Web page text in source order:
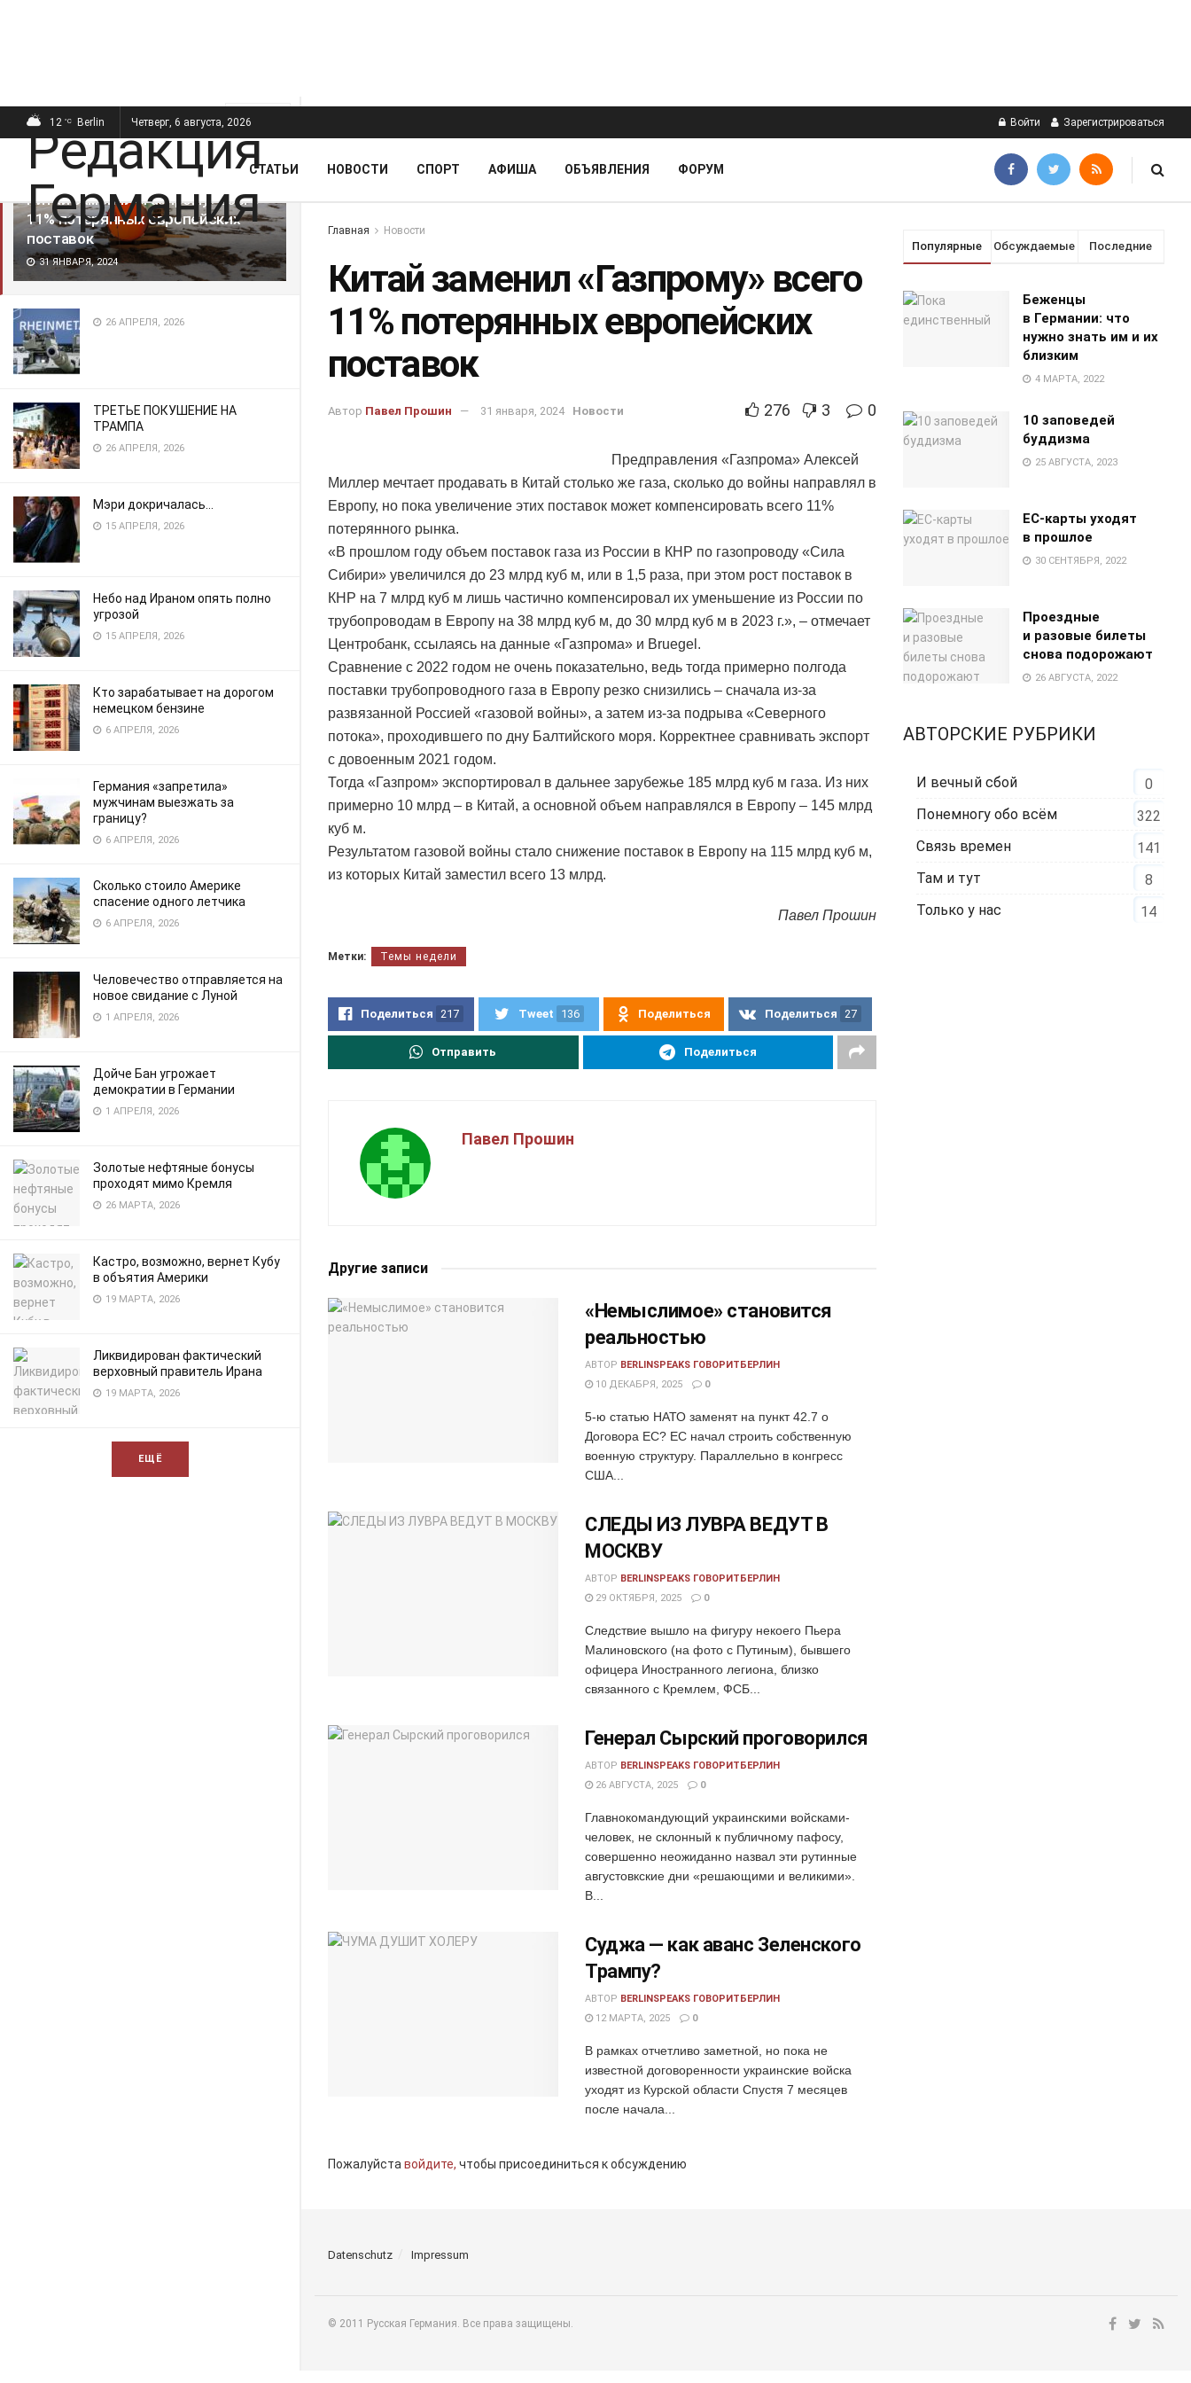
ПОСЛЕДНИЕ
Китай заменил «Газпрому» всего
11% потерянных европейских
поставок
31 ЯНВАРЯ, 2024
26 АПРЕЛЯ, 2026
ТРЕТЬЕ ПОКУШЕНИЕ НА
ТРАМПА
26 АПРЕЛЯ, 2026
Мэри докричалась…
15 АПРЕЛЯ, 2026
Небо над Ираном опять полно
угрозой
15 АПРЕЛЯ, 2026
Кто зарабатывает на дорогом
немецком бензине
6 АПРЕЛЯ, 2026
Германия «запретила»
мужчинам выезжать за
границу?
6 АПРЕЛЯ, 2026
Сколько стоило Америке
спасение одного летчика
6 АПРЕЛЯ, 2026
Человечество отправляется на
новое свидание с Луной
1 АПРЕЛЯ, 2026
Дойче Бан угрожает
демократии в Германии
1 АПРЕЛЯ, 2026
Золотые нефтяные бонусы
проходят мимо Кремля
26 МАРТА, 2026
Кастро, возможно, вернет Кубу
в объятия Америки
19 МАРТА, 2026
Ликвидирован фактический
верховный правитель Ирана
19 МАРТА, 2026
ЕЩЁ
12 °C Berlin Четверг, 6 августа, 2026 Войти Зарегистрироваться
СТАТЬИ НОВОСТИ СПОРТ АФИША ОБЪЯВЛЕНИЯ ФОРУМ
Главная Новости
Китай заменил «Газпрому» всего
11% потерянных европейских
поставок
Автор Павел Прошин 31 января, 2024 Новости 276 3 0
Предправления «Газпрома» Алексей
Миллер мечтает продавать в Китай столько же газа, сколько до войны направлял в
Европу, но пока увеличение этих поставок может компенсировать всего 11%
потерянного рынка.
«В прошлом году объем поставок газа из России в КНР по газопроводу «Сила
Сибири» увеличился до 23 млрд куб м, или в 1,5 раза, при этом рост поставок в
КНР на 7 млрд куб м лишь частично компенсировал их уменьшение из России по
трубопроводам в Европу на 38 млрд куб м, до 30 млрд куб м в 2023 г.», – отмечает
Центробанк, ссылаясь на данные «Газпрома» и Bruegel.
Сравнение с 2022 годом не очень показательно, ведь тогда примерно полгода
поставки трубопроводного газа в Европу резко снизились – сначала из-за
развязанной Россией «газовой войны», а затем из-за подрыва «Северного
потока», проходившего по дну Балтийского моря. Корректнее сравнивать экспорт
с довоенным 2021 годом.
Тогда «Газпром» экспортировал в дальнее зарубежье 185 млрд куб м газа. Из них
примерно 10 млрд – в Китай, а основной объем направлялся в Европу – 145 млрд
куб м.
Результатом газовой войны стало снижение поставок в Европу на 115 млрд куб м,
из которых Китай заместил всего 13 млрд.
Павел Прошин
Метки: Темы недели
Поделиться 217 Tweet 136 Поделиться Поделиться 27
Отправить Поделиться
Павел Прошин
Другие записи
«Немыслимое» становится
реальностью
АВТОР BERLINSPEAKS ГОВОРИТБЕРЛИН
10 ДЕКАБРЯ, 2025
0
5-ю статью НАТО заменят на пункт 42.7 о
Договора ЕС? ЕС начал строить собственную
военную структуру. Параллельно в конгресс
США...
СЛЕДЫ ИЗ ЛУВРА ВЕДУТ В
МОСКВУ
АВТОР BERLINSPEAKS ГОВОРИТБЕРЛИН
29 ОКТЯБРЯ, 2025
0
Следствие вышло на фигуру некоего Пьера
Малиновского (на фото с Путиным), бывшего
офицера Иностранного легиона, близко
связанного с Кремлем, ФСБ...
Генерал Сырский проговорился
АВТОР BERLINSPEAKS ГОВОРИТБЕРЛИН
26 АВГУСТА, 2025
0
Главнокомандующий украинскими войсками-
человек, не склонный к публичному пафосу,
совершенно неожиданно назвал эти рутинные
августовкские дни «решающими и великими».
В...
Суджа — как аванс Зеленского
Трампу?
АВТОР BERLINSPEAKS ГОВОРИТБЕРЛИН
12 МАРТА, 2025
0
В рамках отчетливо заметной, но пока не
известной договоренности украинские войска
уходят из Курской области Спустя 7 месяцев
после начала...
Пожалуйста войдите, чтобы присоединиться к обсуждению
Популярные Обсуждаемые Последние
Беженцы
в Германии: что
нужно знать им и их
близким
4 МАРТА, 2022
10 заповедей
буддизма
25 АВГУСТА, 2023
EC-карты уходят
в прошлое
30 СЕНТЯБРЯ, 2022
Проездные
и разовые билеты
снова подорожают
26 АВГУСТА, 2022
АВТОРСКИЕ РУБРИКИ
И вечный сбой
0
Понемногу обо всём
322
Связь времен
141
Там и тут
8
Только у нас
14
Datenschutz Impressum
© 2011 Русская Германия. Все права защищены.